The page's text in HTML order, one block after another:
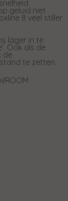
geluid niet
8 veel stiller
lager in te
Ook als de
de
te zetten.